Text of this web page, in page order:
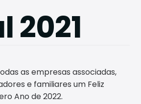
2021
as empresas associadas,
e familiares um Feliz
Ano de 2022.